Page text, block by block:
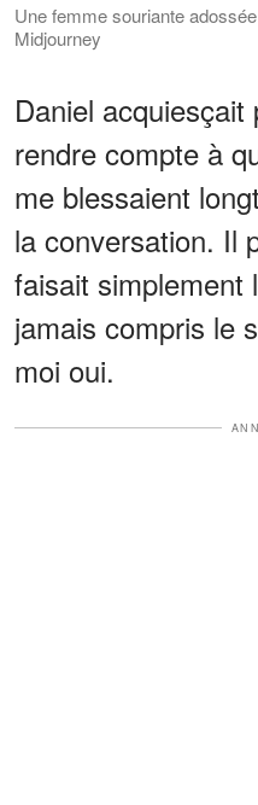
Une femme souriante
Midjourney
Daniel
rendre compte à
me blessaient
la conversation. Il
faisait simplement
jamais compris le
moi oui.